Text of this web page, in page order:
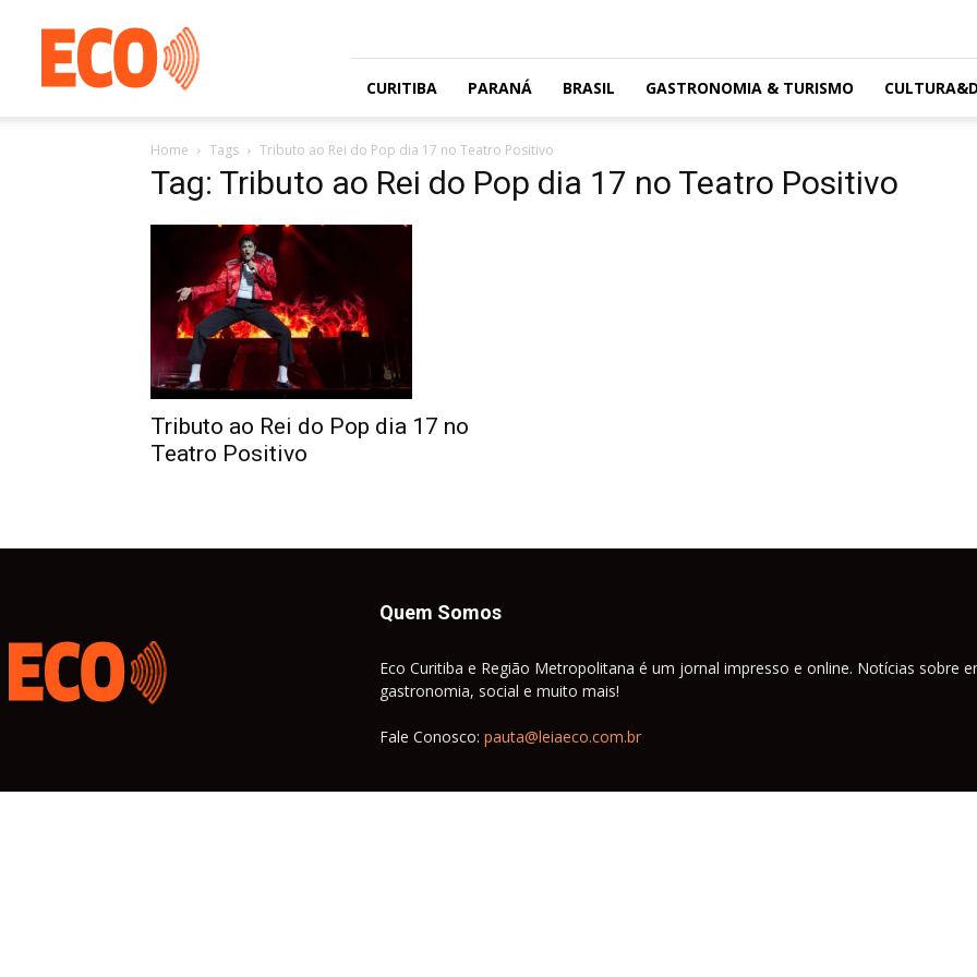
gratuito
com
circulação
CURITIBA PARANÁ BRASIL GASTRONOMIA & TURISMO
Home Tags Tributo ao Rei do Pop dia 17 no Teatro Positivo
Tag: Tributo ao Rei do Pop dia 17 no Teatro Positivo
Tributo ao Rei do Pop dia 17 no
Teatro Positivo
Quem Somos
Eco Curitiba e Região Metropolitana é um jornal impresso e online. Notícias
gastronomia, social e muito mais!
Fale Conosco: pauta@leiaeco.com.br